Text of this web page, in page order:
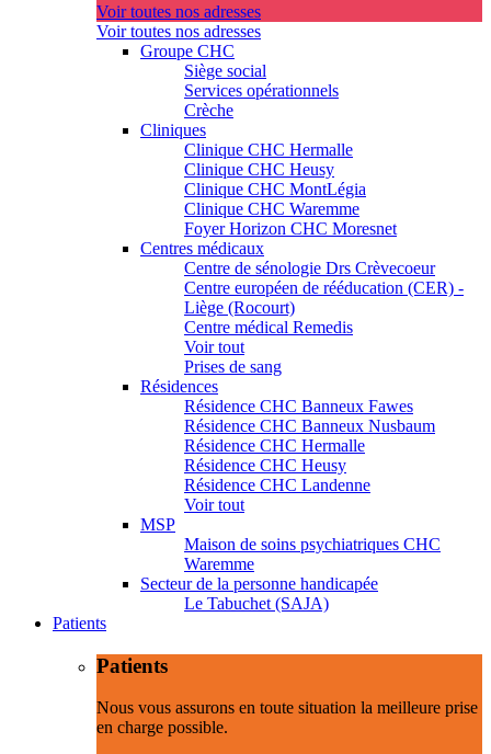
Voir toutes nos adresses
Voir toutes nos adresses
Groupe CHC
Siège social
Services opérationnels
Crèche
Cliniques
Clinique CHC Hermalle
Clinique CHC Heusy
Clinique CHC MontLégia
Clinique CHC Waremme
Foyer Horizon CHC Moresnet
Centres médicaux
Centre de sénologie Drs Crèvecoeur
Centre européen de rééducation (CER) -
Liège (Rocourt)
Centre médical Remedis
Voir tout
Prises de sang
Résidences
Résidence CHC Banneux Fawes
Résidence CHC Banneux Nusbaum
Résidence CHC Hermalle
Résidence CHC Heusy
Résidence CHC Landenne
Voir tout
MSP
Maison de soins psychiatriques CHC
Waremme
Secteur de la personne handicapée
Le Tabuchet (SAJA)
Patients
Patients
Nous vous assurons en toute situation la meilleure prise
en charge possible.